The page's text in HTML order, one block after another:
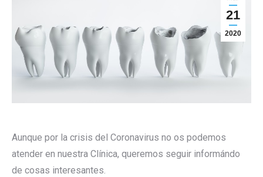
21
2020
Aunque por la crisis del Coronavirus no os podemos
atender en nuestra Clínica, queremos seguir informándo
de cosas interesantes.